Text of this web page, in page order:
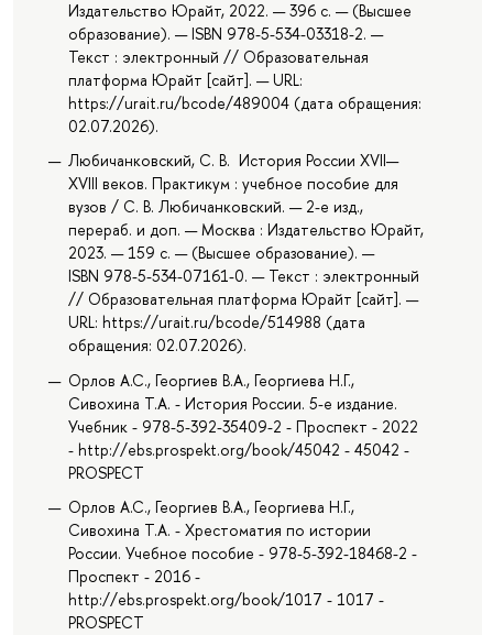
Издательство Юрайт, 2022. — 396 с. — (Высшее
образование). — ISBN 978-5-534-03318-2. —
Текст : электронный // Образовательная
платформа Юрайт [сайт]. — URL:
https://urait.ru/bcode/489004 (дата обращения:
02.07.2026).
Любичанковский, С. В. История России XVII—
XVIII веков. Практикум : учебное пособие для
вузов / С. В. Любичанковский. — 2-е изд.,
перераб. и доп. — Москва : Издательство Юрайт,
2023. — 159 с. — (Высшее образование). —
ISBN 978-5-534-07161-0. — Текст : электронный
// Образовательная платформа Юрайт [сайт]. —
URL: https://urait.ru/bcode/514988 (дата
обращения: 02.07.2026).
Орлов А.С., Георгиев В.А., Георгиева Н.Г.,
Сивохина Т.А. - История России. 5-е издание.
Учебник - 978-5-392-35409-2 - Проспект - 2022
- http://ebs.prospekt.org/book/45042 - 45042 -
PROSPECT
Орлов А.С., Георгиев В.А., Георгиева Н.Г.,
Сивохина Т.А. - Хрестоматия по истории
России. Учебное пособие - 978-5-392-18468-2 -
Проспект - 2016 -
http://ebs.prospekt.org/book/1017 - 1017 -
PROSPECT